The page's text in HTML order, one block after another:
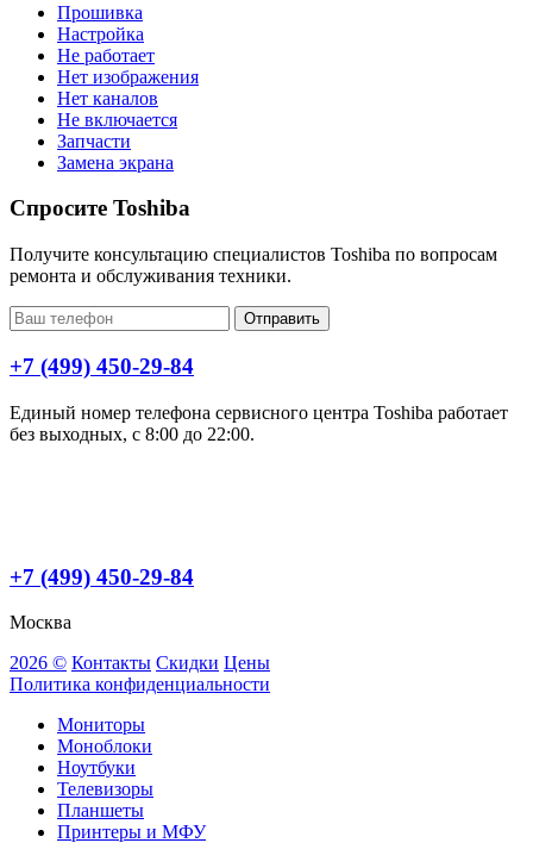
Прошивка
Настройка
Не работает
Нет изображения
Нет каналов
Не включается
Запчасти
Замена экрана
Спросите Toshiba
Получите консультацию специалистов Toshiba по вопросам
ремонта и обслуживания техники.
Отправить
+7 (499) 450-29-84
Единый номер телефона сервисного центра Toshiba работает
без выходных, с 8:00 до 22:00.
+7 (499) 450-29-84
Москва
2026 © Контакты Скидки Цены
Политика конфиденциальности
Мониторы
Моноблоки
Ноутбуки
Телевизоры
Планшеты
Принтеры и МФУ